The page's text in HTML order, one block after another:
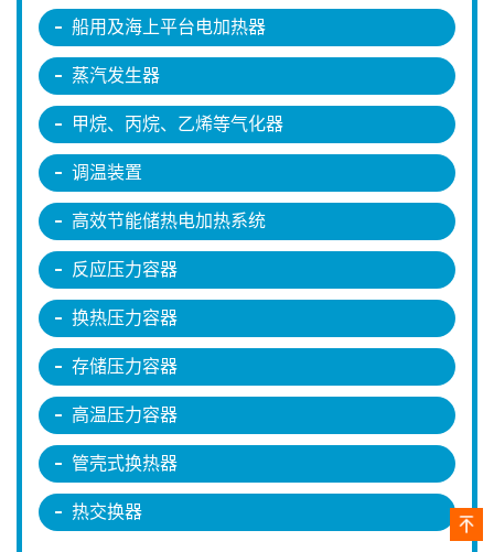
船用及海上平台电加热器
蒸汽发生器
甲烷、丙烷、乙烯等气化器
调温装置
高效节能储热电加热系统
反应压力容器
换热压力容器
存储压力容器
高温压力容器
管壳式换热器
热交换器